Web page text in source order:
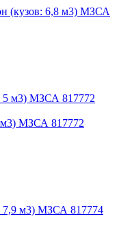
(кузов: 6,8 м3) МЗСА
м3) МЗСА 817772